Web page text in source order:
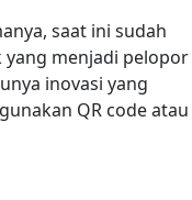
saat ini sudah
yang menjadi pelopor
inovasi yang
QR code atau